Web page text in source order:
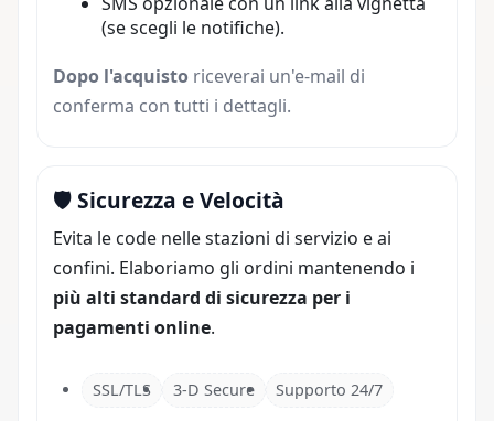
(se scegli le notifiche).
Dopo l'acquisto riceverai un'e-mail di
conferma con tutti i dettagli.
🛡️ Sicurezza e Velocità
Evita le code nelle stazioni di servizio e ai
confini. Elaboriamo gli ordini mantenendo i
più alti standard di sicurezza per i
pagamenti online.
SSL/TLS 3-D Secure Supporto 24/7